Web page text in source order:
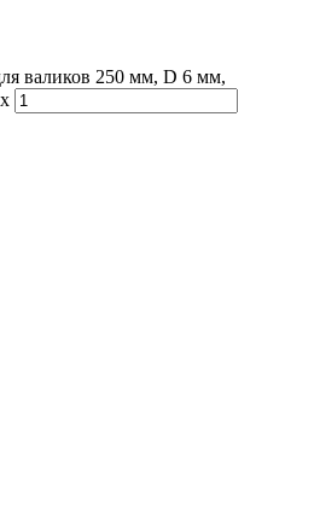
валиков 250 мм, D 6 мм,